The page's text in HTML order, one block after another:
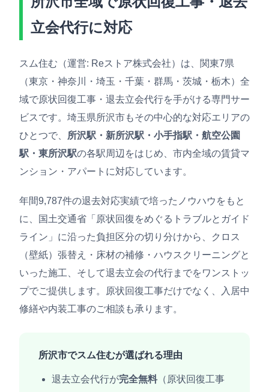
立会代行に対応
スム住む（運営: Reストア株式会社）は、関東7県
（東京・神奈川・埼玉・千葉・群馬・茨城・栃木）全
域で原状回復工事・退去立会代行を手がける専門サー
ビスです。埼玉県所沢市もその中心的な対応エリアの
ひとつで、
所沢駅・新所沢駅・小手指駅・航空公園
駅・東所沢駅の各駅周辺をはじめ、市内全域の賃貸マ
ンション・アパートに対応しています。
年間9,787件の退去対応実績で培ったノウハウをもと
に、国土交通省「原状回復をめぐるトラブルとガイド
ライン」に沿った負担区分の切り分けから、クロス
（壁紙）張替え・床材の補修・ハウスクリーニングと
いった施工、そして退去立会の代行までをワンストッ
プでご提供します。原状回復工事だけでなく、入居中
修繕や内装工事のご相談も承ります。
所沢市でスム住むが選ばれる理由
退去立会代行が完全無料（原状回復工事